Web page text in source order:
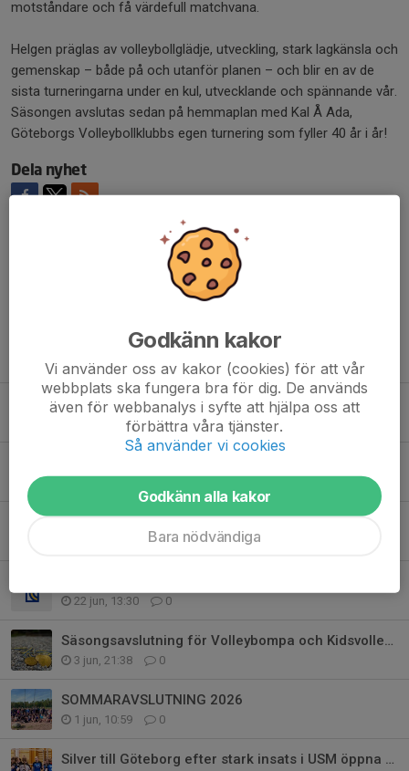
motståndare och få värdefull matchvana.
Helgen präglas av volleybollglädje, utveckling, stark lagkänsla och
gemenskap – både på och utanför planen – och blir en av de
sista turneringarna under en kul, utvecklande och spännande vår.
Säsongen avslutas sedan på hemmaplan med Kal Å Ada,
Göteborgs Volleybollklubbs egen turnering som fyller 40 år i år!
Dela nyhet
Tidigare nyheter
Nu startar vi nya barngrupper på söndagar!
3 aug, 15:33 0
Klubbutvecklare för Göteborg volley
0
22 jun, 13:30 0
Säsongsavslutning för Volleybompa och Kidsvolley 1–3
3 jun, 21:38 0
SOMMARAVSLUTNING 2026
1 jun, 10:59 0
Silver till Göteborg efter stark insats i USM öppna klassen
Godkänn kakor
Vi använder oss av kakor (cookies) för att vår
webbplats ska fungera bra för dig. De används
även för webbanalys i syfte att hjälpa oss att
förbättra våra tjänster.
Så använder vi cookies
Godkänn alla kakor
Bara nödvändiga